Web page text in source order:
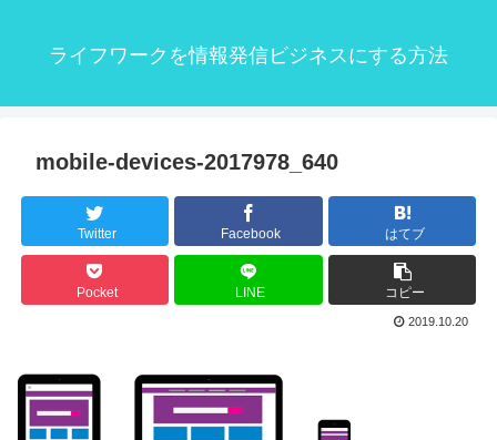
ライフワークを情報発信ビジネスにする方法
mobile-devices-2017978_640
Twitter Facebook はてブ
Pocket LINE コピー
2019.10.20